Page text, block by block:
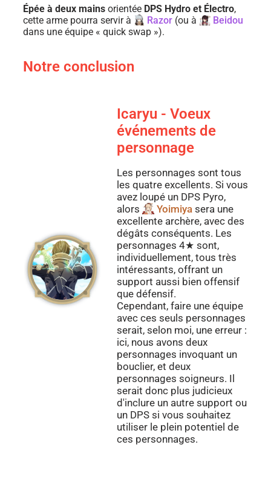
Épée à deux mains orientée DPS Hydro et Électro,
cette arme pourra servir à
Razor (ou à
Beidou
dans une équipe « quick swap »).
Notre conclusion
Icaryu - Voeux
événements de
personnage
Les personnages sont tous
les quatre excellents. Si vous
avez loupé un DPS Pyro,
alors
Yoimiyasera une
excellente archère, avec des
dégâts conséquents. Les
personnages 4★ sont,
individuellement, tous très
intéressants, offrant un
support aussi bien offensif
que défensif.
Cependant, faire une équipe
avec ces seuls personnages
serait, selon moi, une erreur :
ici, nous avons deux
personnages invoquant un
bouclier, et deux
personnages soigneurs. Il
serait donc plus judicieux
d'inclure un autre support ou
un DPS si vous souhaitez
utiliser le plein potentiel de
ces personnages.